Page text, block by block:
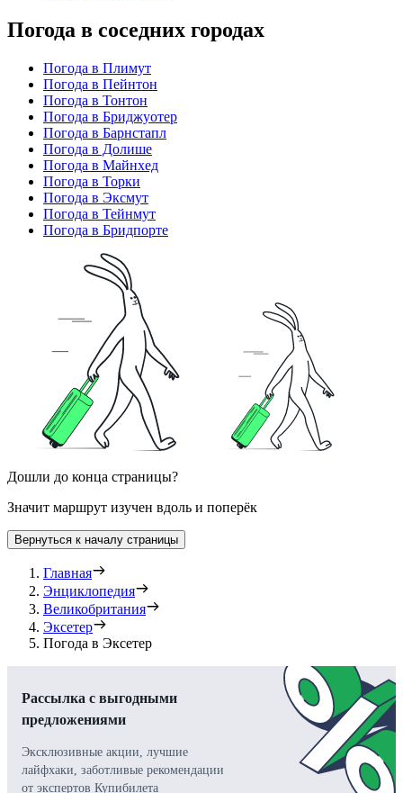
Погода в соседних городах
Погода в Плимут
Погода в Пейнтон
Погода в Тонтон
Погода в Бриджуотер
Погода в Барнстапл
Погода в Долише
Погода в Майнхед
Погода в Торки
Погода в Эксмут
Погода в Тейнмут
Погода в Бридпорте
Дошли до конца страницы?
Значит маршрут изучен вдоль и поперёк
Вернуться к началу страницы
Главная
Энциклопедия
Великобритания
Эксетер
Погода в Эксетер
Рассылка с выгодными
предложениями
Эксклюзивные акции, лучшие
лайфхаки, заботливые рекомендации
от экспертов Купибилета